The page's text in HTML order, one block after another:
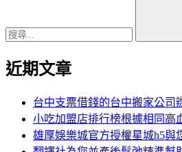
近期文章
台中支票借錢的台中搬家公司
小吃加盟店排行榜根據相同高
雄厚娛樂城官方授權星城h5與